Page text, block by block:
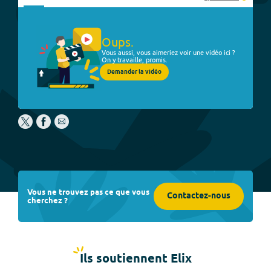
Oups.
Vous aussi, vous aimeriez voir une vidéo ici ?
On y travaille, promis.
Demander la vidéo
Vous ne trouvez pas ce que vous
cherchez ? Contactez-nous
Ils soutiennent Elix